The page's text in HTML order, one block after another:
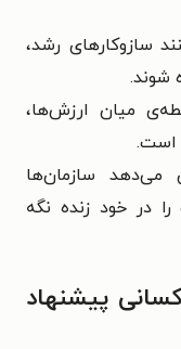
سازوکارهای رشد،
شوند.
میان ارزش‌ها،
است.
سازمان‌ها
در خود زنده نگه
پیشنهاد